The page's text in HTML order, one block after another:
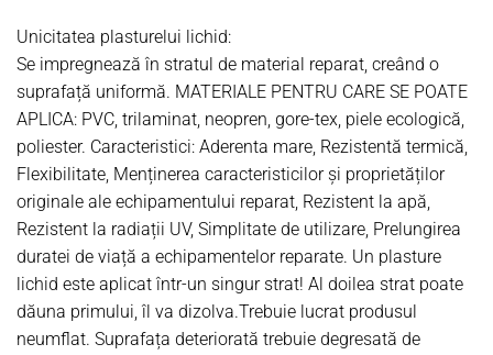
Unicitatea plasturelui lichid:
Se impregnează în stratul de material reparat, creând o
suprafață uniformă. MATERIALE PENTRU CARE SE POATE
APLICA: PVC, trilaminat, neopren, gore-tex, piele ecologică,
poliester. Caracteristici: Aderenta mare, Rezistentă termică,
Flexibilitate, Menținerea caracteristicilor și proprietăților
originale ale echipamentului reparat, Rezistent la apă,
Rezistent la radiații UV, Simplitate de utilizare, Prelungirea
duratei de viață a echipamentelor reparate. Un plasture
lichid este aplicat într-un singur strat! Al doilea strat poate
dăuna primului, îl va dizolva.Trebuie lucrat produsul
neumflat. Suprafața deteriorată trebuie degresată de